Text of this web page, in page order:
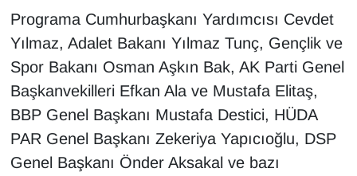
Programa Cumhurbaşkanı Yardımcısı Cevdet
Yılmaz, Adalet Bakanı Yılmaz Tunç, Gençlik ve
Spor Bakanı Osman Aşkın Bak, AK Parti Genel
Başkanvekilleri Efkan Ala ve Mustafa Elitaş,
BBP Genel Başkanı Mustafa Destici, HÜDA
PAR Genel Başkanı Zekeriya Yapıcıoğlu, DSP
Genel Başkanı Önder Aksakal ve bazı